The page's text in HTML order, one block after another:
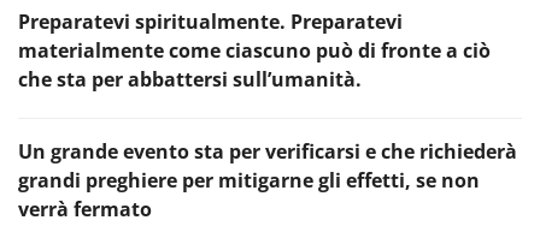
Preparatevi spiritualmente. Preparatevi
materialmente come ciascuno può di fronte a ciò
che sta per abbattersi sull’umanità.
Un grande evento sta per verificarsi e che richiederà
grandi preghiere per mitigarne gli effetti, se non
verrà fermato